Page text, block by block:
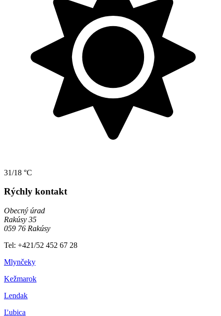
31/18 °C
Rýchly kontakt
Obecný úrad
Rakúsy 35
059 76 Rakúsy
Tel: +421/52 452 67 28
Mlynčeky
Kežmarok
Lendak
Ľubica